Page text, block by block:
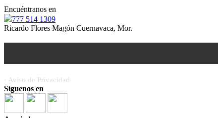
Encuéntranos en
777 514 1309
Ricardo Flores Magón Cuernavaca, Mor.
· Aviso de Privacidad
Síguenos en